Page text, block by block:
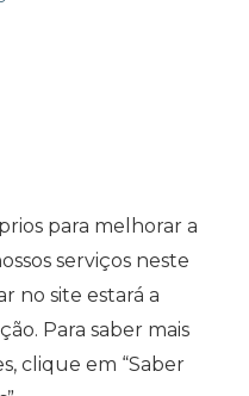
Subscrever
para melhorar a
serviços neste
no site estará a
Para saber mais
clique em “Saber